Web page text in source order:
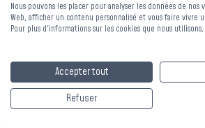
PLAID
MALO - KAKI
160 cm
Nous pouvons les placer pour analyser les données de
Web, afficher un contenu personnalisé et vous faire vivre
Pour plus d'informations sur les cookies que nous
Accepter tout
Refuser